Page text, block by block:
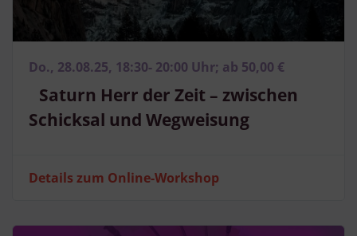
Do., 28.08.25, 18:30- 20:00 Uhr; ab 50,00 €
Saturn Herr der Zeit – zwischen
Schicksal und Wegweisung
Details zum Online-Workshop